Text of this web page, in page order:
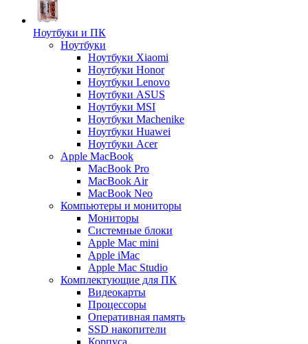
Ноутбуки и ПК
Ноутбуки
Ноутбуки Xiaomi
Ноутбуки Honor
Ноутбуки Lenovo
Ноутбуки ASUS
Ноутбуки MSI
Ноутбуки Machenike
Ноутбуки Huawei
Ноутбуки Acer
Apple MacBook
MacBook Pro
MacBook Air
MacBook Neo
Компьютеры и мониторы
Мониторы
Системные блоки
Apple Mac mini
Apple iMac
Apple Mac Studio
Комплектующие для ПК
Видеокарты
Процессоры
Оперативная память
SSD накопители
Корпуса